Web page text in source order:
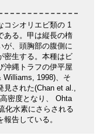
コシオリエビ類の 1
ある。甲は縦長の楕
が、頭胸部の腹側に
密生する。本種はビ
沖縄トラフの伊平屋
Williams, 1998)、そ
見された(Chan et al.,
密度となり、 Ohta
化水素にさらされる
告している。